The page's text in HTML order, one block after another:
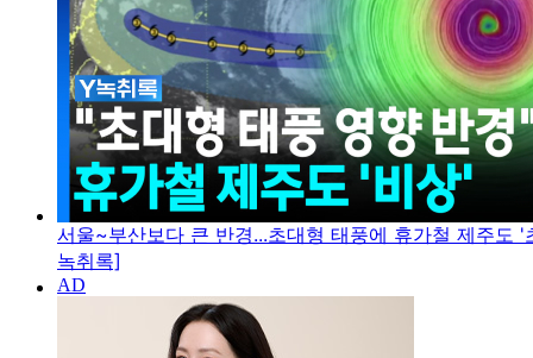
서울~부산보다 큰 반경...초대형 태풍에 휴가철 제주도 '
녹취록]